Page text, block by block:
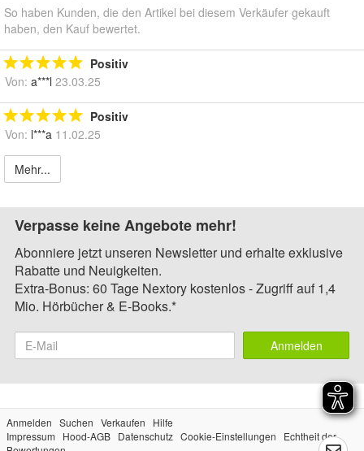
So haben Kunden, die den Artikel bei diesem Verkäufer gekauft
haben, den Kauf bewertet.
Positiv
Von: a***l 23.03.25
Positiv
Von: l***a 11.02.25
Mehr...
Verpasse keine Angebote mehr!
Abonniere jetzt unseren Newsletter und erhalte exklusive
Rabatte und Neuigkeiten.
Extra-Bonus: 60 Tage Nextory kostenlos - Zugriff auf 1,4
Mio. Hörbücher & E-Books.*
Anmelden
Anmelden Suchen Verkaufen
Hilfe
Impressum
Hood-AGB Datenschutz Cookie-Einstellungen
Echtheit der